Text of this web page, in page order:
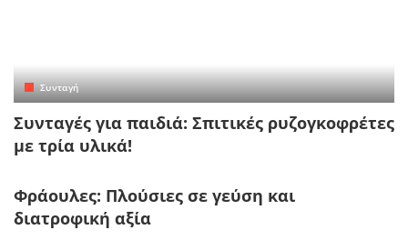
Συνταγή
Συνταγές για παιδιά: Σπιτικές ρυζογκοφρέτες
με τρία υλικά!
Φράουλες: Πλούσιες σε γεύση και
διατροφική αξία